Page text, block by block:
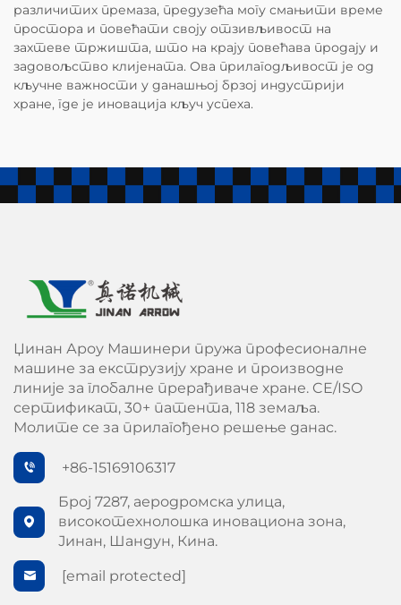
различитих премаза, предузећа могу смањити време
простора и повећати своју отзивљивост на
захтеве тржишта, што на крају повећава продају и
задовољство клијената. Ова прилагодљивост је од
кључне важности у данашњој брзој индустрији
хране, где је иновација кључ успеха.
Џинан Ароу Машинери пружа професионалне
машине за екструзију хране и производне
линије за глобалне прерађиваче хране. CE/ISO
сертификат, 30+ патента, 118 земаља.
Молите се за прилагођено решење данас.
+86-15169106317
Број 7287, аеродромска улица,
високотехнолошка иновациона зона,
Јинан, Шандун, Кина.
[email protected]